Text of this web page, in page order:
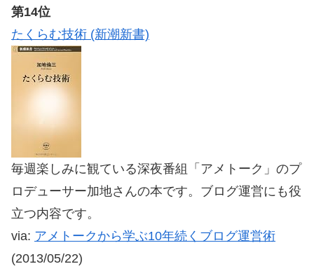
第14位
たくらむ技術 (新潮新書)
毎週楽しみに観ている深夜番組「アメトーク」のプ
ロデューサー加地さんの本です。ブログ運営にも役
立つ内容です。
via: アメトークから学ぶ10年続くブログ運営術
(2013/05/22)